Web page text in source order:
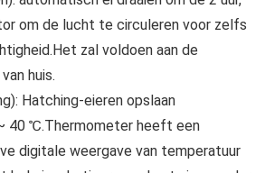
om de lucht te circuleren voor zelfs
zal voldoen aan de
huis.
Hatching-eieren opslaan
40 ℃.Thermometer heeft een
digitale weergave van temperatuur